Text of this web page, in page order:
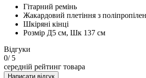
Гітарний ремінь
Жакардовий плетіння з
Шкіряні кінці
Розмір Д5 см, Шк 137 см
Відгуки
0/ 5
середній рейтинг товара
Написати відгук